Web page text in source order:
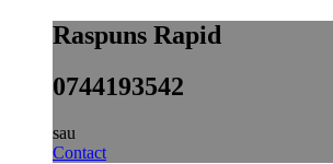
Raspuns Rapid
0744193542
sau
Contact